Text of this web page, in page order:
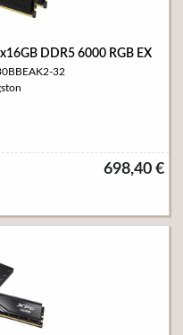
DDR5 6000 RGB EX
32
698,40 €